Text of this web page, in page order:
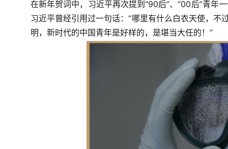
在新年贺词中，习近平再次提到“90后”、“00后”青年
习近平曾经引用过一句话：“哪里有什么白衣天使，不
明， 新时代的中国青年是好样的，是堪当大任的 ！”